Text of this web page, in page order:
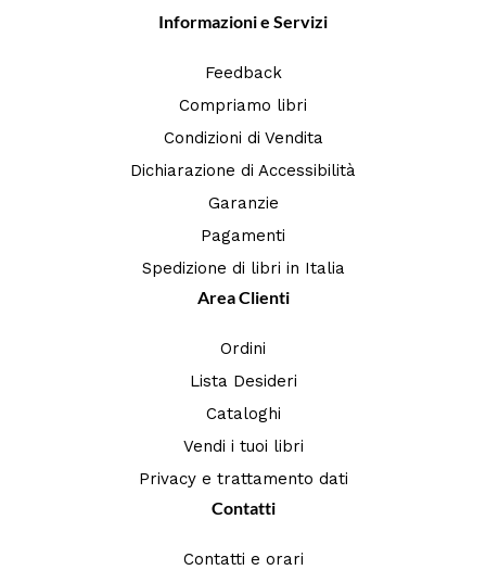
Informazioni e Servizi
Feedback
Compriamo libri
Condizioni di Vendita
Dichiarazione di Accessibilità
Garanzie
Pagamenti
Spedizione di libri in Italia
Area Clienti
Ordini
Lista Desideri
Cataloghi
Vendi i tuoi libri
Privacy e trattamento dati
Contatti
Contatti e orari